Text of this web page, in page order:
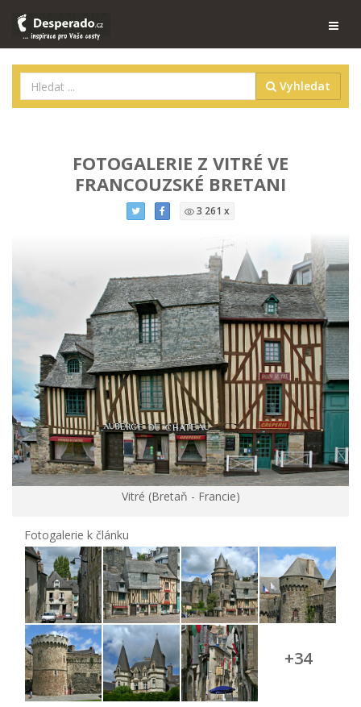
Vyhledat
FOTOGALERIE Z VITRÉ VE
FRANCOUZSKÉ BRETANI
3 261 x
Vitré (Bretaň - Francie)
Fotogalerie k článku
+34